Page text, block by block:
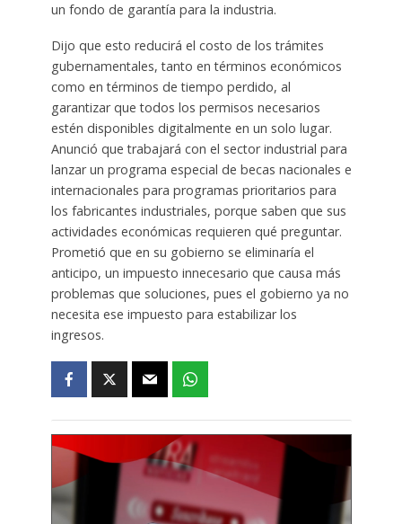
un fondo de garantía para la industria.
Dijo que esto reducirá el costo de los trámites
gubernamentales, tanto en términos económicos
como en términos de tiempo perdido, al
garantizar que todos los permisos necesarios
estén disponibles digitalmente en un solo lugar.
Anunció que trabajará con el sector industrial para
lanzar un programa especial de becas nacionales e
internacionales para programas prioritarios para
los fabricantes industriales, porque saben que sus
actividades económicas requieren qué preguntar.
Prometió que en su gobierno se eliminaría el
anticipo, un impuesto innecesario que causa más
problemas que soluciones, pues el gobierno ya no
necesita ese impuesto para estabilizar los
ingresos.